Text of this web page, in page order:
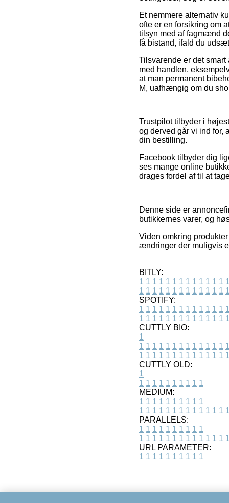
Et nemmere alternativ
ofte er en forsikring om
tilsyn med af fagmænd
få bistand, ifald du
Tilsvarende er det
med handlen,
at man permanent
M, uafhængig om du
Trustpilot tilbyder i
og derved går vi ind for,
din bestilling.
Facebook tilbyder dig
ses mange online
drages fordel af til at
Denne side er
butikkernes varer, og
Viden omkring
ændringer der muligvis
BITLY:
1 1 1 1 1 1 1 1 1 1 1 1 1
1 1 1 1 1 1 1 1 1 1 1 1 1
SPOTIFY:
1 1 1 1 1 1 1 1 1 1 1 1 1
1 1 1 1 1 1 1 1 1 1 1 1 1
CUTTLY BIO:
1
1 1 1 1 1 1 1 1 1 1 1 1 1
1 1 1 1 1 1 1 1 1 1 1 1 1
CUTTLY OLD:
1
1 1 1 1 1 1 1 1 1 1
MEDIUM:
1 1 1 1 1 1 1 1 1 1
1 1 1 1 1 1 1 1 1 1 1 1 1
PARALLELS:
1 1 1 1 1 1 1 1 1 1
1 1 1 1 1 1 1 1 1 1 1 1 1
URL PARAMETER:
1 1 1 1 1 1 1 1 1 1